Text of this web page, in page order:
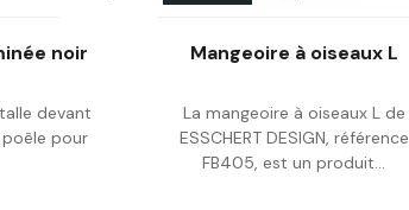
noir
devant
pour
Acheter
Mangeoire à oiseaux L
La mangeoire à oiseaux L de
ESSCHERT DESIGN, référence
FB405, est un produit...